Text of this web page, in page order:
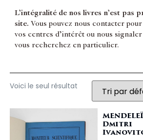
L’intégralité de nos livres n’est pas
site. Vous pouvez nous contacter
vos centres d’intérêt ou nous
vous recherchez en particulier.
Voici le seul résultat
Dmitri